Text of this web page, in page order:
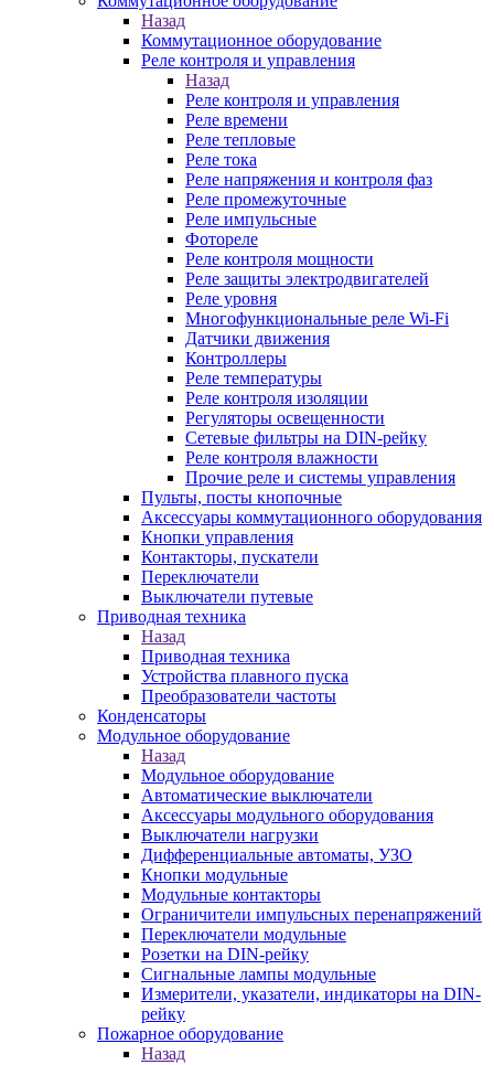
Назад
Коммутационное оборудование
Реле контроля и управления
Назад
Реле контроля и управления
Реле времени
Реле тепловые
Реле тока
Реле напряжения и контроля фаз
Реле промежуточные
Реле импульсные
Фотореле
Реле контроля мощности
Реле защиты электродвигателей
Реле уровня
Многофункциональные реле Wi-Fi
Датчики движения
Контроллеры
Реле температуры
Реле контроля изоляции
Регуляторы освещенности
Сетевые фильтры на DIN-рейку
Реле контроля влажности
Прочие реле и системы управления
Пульты, посты кнопочные
Аксессуары коммутационного оборудования
Кнопки управления
Контакторы, пускатели
Переключатели
Выключатели путевые
Приводная техника
Назад
Приводная техника
Устройства плавного пуска
Преобразователи частоты
Конденсаторы
Модульное оборудование
Назад
Модульное оборудование
Автоматические выключатели
Аксессуары модульного оборудования
Выключатели нагрузки
Дифференциальные автоматы, УЗО
Кнопки модульные
Модульные контакторы
Ограничители импульсных перенапряжений
Переключатели модульные
Розетки на DIN-рейку
Сигнальные лампы модульные
Измерители, указатели, индикаторы на DIN-
рейку
Пожарное оборудование
Назад